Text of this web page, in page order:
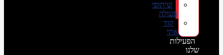
שיתופי
פעולה
קוד
אתי
הפעילות
שלנו